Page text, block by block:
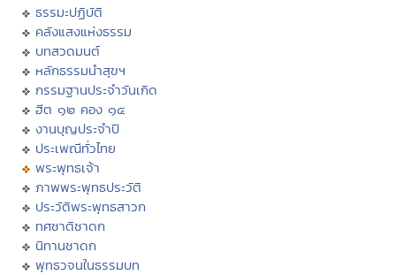
ธรรมะปฏิบัติ
คลังแสงแห่งธรรม
บทสวดมนต์
หลักธรรมนำสุขฯ
กรรมฐานประจำวันเกิด
ฮีต ๑๒ คอง ๑๔
งานบุญประจำปี
ประเพณีทั่วไทย
พระพุทธเจ้า
ภาพพระพุทธประวัติ
ประวัติพระพุทธสาวก
ทศชาติชาดก
นิทานชาดก
พุทธวจนในธรรมบท